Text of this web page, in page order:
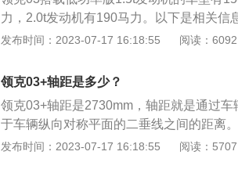
力，2.0t发动机有190马力。以下是相关信
款车的低功率版1.5升涡轮增压发动机有
搭载了缸内直喷技术，并且使用了铝合金
发动机有265牛米的最大扭矩，这款发动
大扭矩转速为1500到4000转每分钟。这款
了铝合金缸盖缸体。与这款发动机匹配的
发布时间：2023-07-17 16:18:55 阅读：6092
领克03+轴距是多少？
领克03+轴距是2730mm，轴距就是通过
于车辆纵向对称平面的二垂线之间的距离
是四门五座三厢车，车身尺寸是：长
发布时间：2023-07-17 16:18:55 阅读：5707